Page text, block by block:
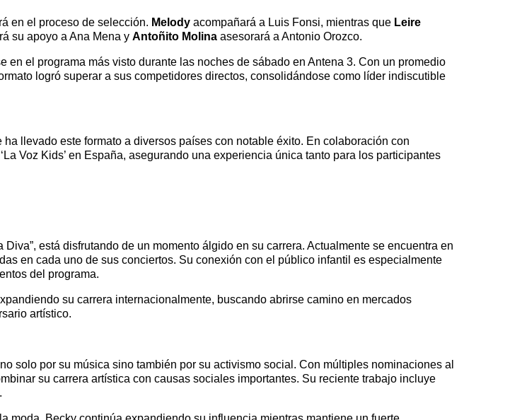
en el proceso de selección. Melody acompañará a Luis Fonsi, mientras que Leire
su apoyo a Ana Mena y Antoñito Molina asesorará a Antonio Orozco.
en el programa más visto durante las noches de sábado en Antena 3. Con un promedio
logró superar a sus competidores directos, consolidándose como líder indiscutible
llevado este formato a diversos países con notable éxito. En colaboración con
Voz Kids’ en España, asegurando una experiencia única tanto para los participantes
está disfrutando de un momento álgido en su carrera. Actualmente se encuentra en
en cada uno de sus conciertos. Su conexión con el público infantil es especialmente
del programa.
su carrera internacionalmente, buscando abrirse camino en mercados
artístico.
solo por su música sino también por su activismo social. Con múltiples nominaciones al
su carrera artística con causas sociales importantes. Su reciente trabajo incluye